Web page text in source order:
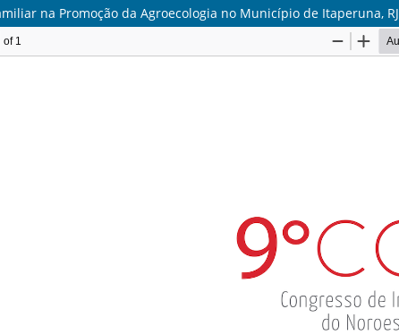
na Promoção da Agroecologia no Município de Itaperuna, RJ